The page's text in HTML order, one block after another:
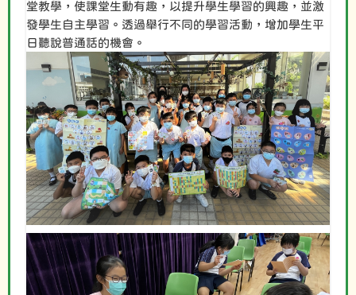
堂教學，使課堂生動有趣，以提升學生學習的興趣，並激
發學生自主學習。透過舉行不同的學習活動，增加學生平
日聽說普通話的機會。